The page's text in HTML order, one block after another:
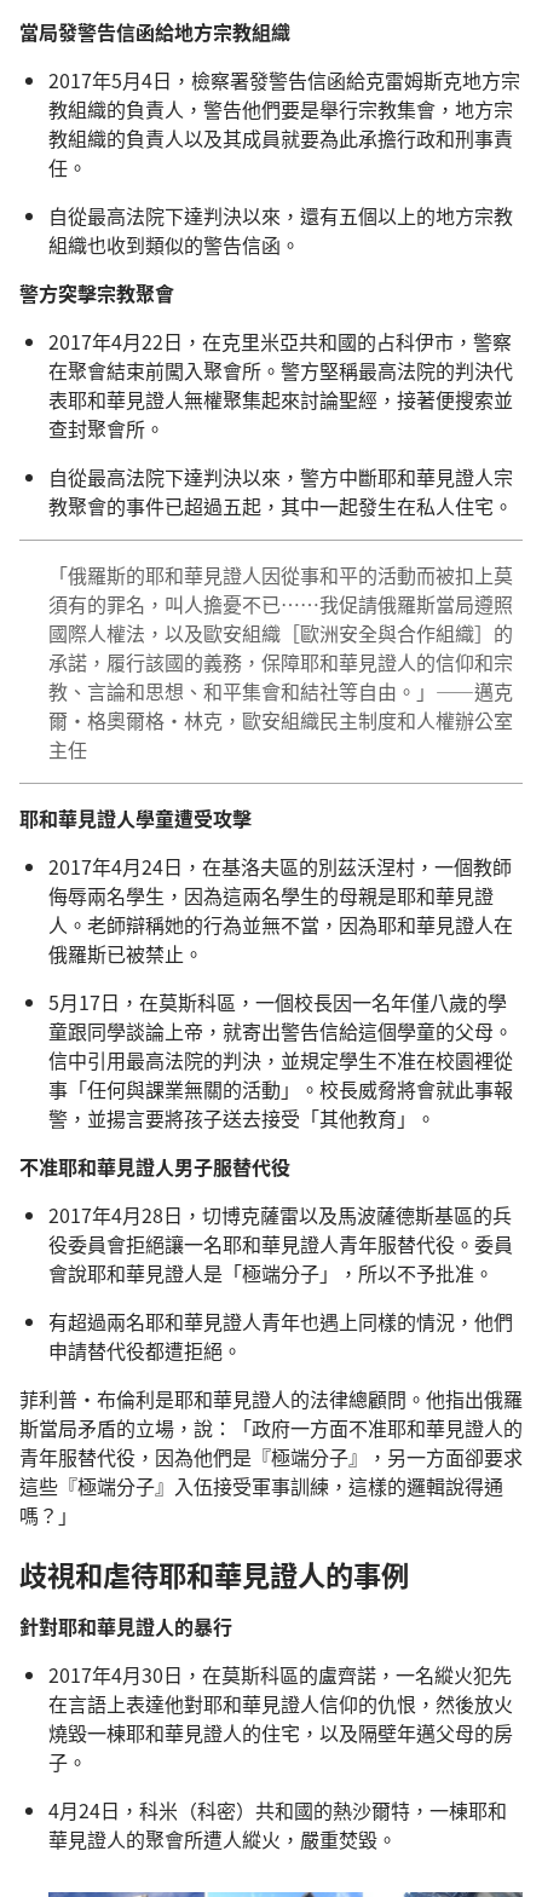
當局發警告信函給地方宗教組織
2017年5月4日，檢察署發警告信函給克雷姆斯克地方宗
教組織的負責人，警告他們要是舉行宗教集會，地方宗
教組織的負責人以及其成員就要為此承擔行政和刑事責
任。
自從最高法院下達判決以來，還有五個以上的地方宗教
組織也收到類似的警告信函。
警方突擊宗教聚會
2017年4月22日，在克里米亞共和國的占科伊市，警察
在聚會結束前闖入聚會所。警方堅稱最高法院的判決代
表耶和華見證人無權聚集起來討論聖經，接著便搜索並
查封聚會所。
自從最高法院下達判決以來，警方中斷耶和華見證人宗
教聚會的事件已超過五起，其中一起發生在私人住宅。
「俄羅斯的耶和華見證人因從事和平的活動而被扣上莫
須有的罪名，叫人擔憂不已……我促請俄羅斯當局遵照
國際人權法，以及歐安組織［歐洲安全與合作組織］的
承諾，履行該國的義務，保障耶和華見證人的信仰和宗
教、言論和思想、和平集會和結社等自由。」——邁克
爾·格奧爾格·林克，歐安組織民主制度和人權辦公室
主任
耶和華見證人學童遭受攻擊
2017年4月24日，在基洛夫區的別茲沃涅村，一個教師
侮辱兩名學生，因為這兩名學生的母親是耶和華見證
人。老師辯稱她的行為並無不當，因為耶和華見證人在
俄羅斯已被禁止。
5月17日，在莫斯科區，一個校長因一名年僅八歲的學
童跟同學談論上帝，就寄出警告信給這個學童的父母。
信中引用最高法院的判決，並規定學生不准在校園裡從
事「任何與課業無關的活動」。校長威脅將會就此事報
警，並揚言要將孩子送去接受「其他教育」。
不准耶和華見證人男子服替代役
2017年4月28日，切博克薩雷以及馬波薩德斯基區的兵
役委員會拒絕讓一名耶和華見證人青年服替代役。委員
會說耶和華見證人是「極端分子」，所以不予批准。
有超過兩名耶和華見證人青年也遇上同樣的情況，他們
申請替代役都遭拒絕。
菲利普·布倫利是耶和華見證人的法律總顧問。他指出俄羅
斯當局矛盾的立場，說：「政府一方面不准耶和華見證人的
青年服替代役，因為他們是『極端分子』，另一方面卻要求
這些『極端分子』入伍接受軍事訓練，這樣的邏輯說得通
嗎？」
歧視和虐待耶和華見證人的事例
針對耶和華見證人的暴行
2017年4月30日，在莫斯科區的盧齊諾，一名縱火犯先
在言語上表達他對耶和華見證人信仰的仇恨，然後放火
燒毀一棟耶和華見證人的住宅，以及隔壁年邁父母的房
子。
4月24日，科米（科密）共和國的熱沙爾特，一棟耶和
華見證人的聚會所遭人縱火，嚴重焚毀。